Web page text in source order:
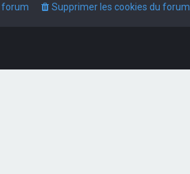
Supprimer les cookies du forum
forum